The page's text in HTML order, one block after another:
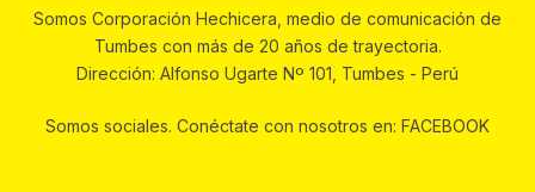
Somos Corporación Hechicera, medio de comunicación de
Tumbes con más de 20 años de trayectoria.
Dirección: Alfonso Ugarte Nº 101, Tumbes - Perú
Somos sociales. Conéctate con nosotros en: FACEBOOK